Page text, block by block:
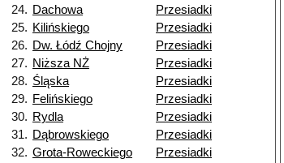
24. Dachowa
Przesiadki
25. Kilińskiego
Przesiadki
26. Dw. Łódź Chojny
Przesiadki
27. Niższa NŻ
Przesiadki
28. Śląska
Przesiadki
29. Felińskiego
Przesiadki
30. Rydla
Przesiadki
31. Dąbrowskiego
Przesiadki
32. Grota-Roweckiego
Przesiadki